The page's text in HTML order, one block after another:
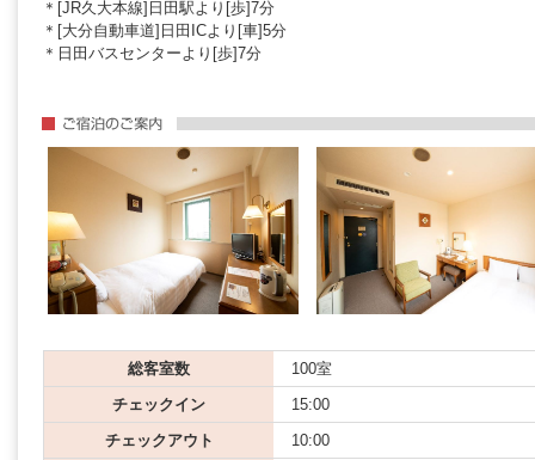
＊[JR久大本線]日田駅より[歩]7分
＊[大分自動車道]日田ICより[車]5分
＊日田バスセンターより[歩]7分
総客室数
100室
チェックイン
15:00
チェックアウト
10:00